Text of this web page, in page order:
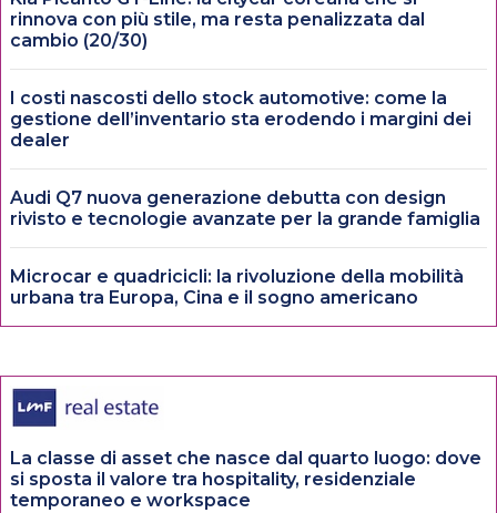
rinnova con più stile, ma resta penalizzata dal
cambio (20/30)
I costi nascosti dello stock automotive: come la
gestione dell’inventario sta erodendo i margini dei
dealer
Audi Q7 nuova generazione debutta con design
rivisto e tecnologie avanzate per la grande famiglia
Microcar e quadricicli: la rivoluzione della mobilità
urbana tra Europa, Cina e il sogno americano
La classe di asset che nasce dal quarto luogo: dove
si sposta il valore tra hospitality, residenziale
temporaneo e workspace